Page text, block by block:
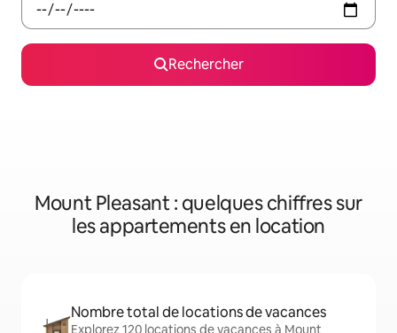
Rechercher
Mount Pleasant : quelques chiffres sur
les appartements en location
Nombre total de locations de vacances
Explorez 120 locations de vacances à Mount